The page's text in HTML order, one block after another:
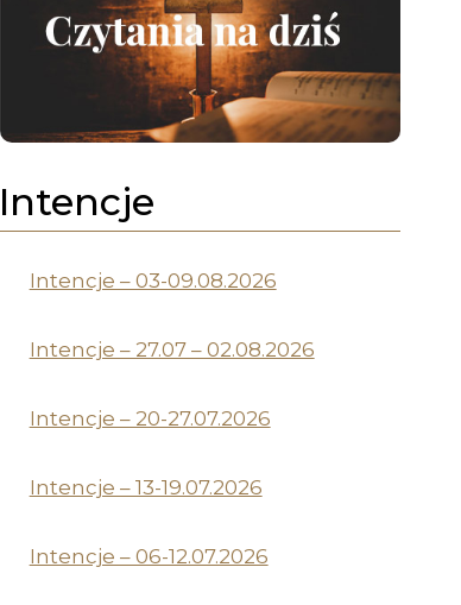
Intencje
Intencje – 03-09.08.2026
Intencje – 27.07 – 02.08.2026
Intencje – 20-27.07.2026
Intencje – 13-19.07.2026
Intencje – 06-12.07.2026